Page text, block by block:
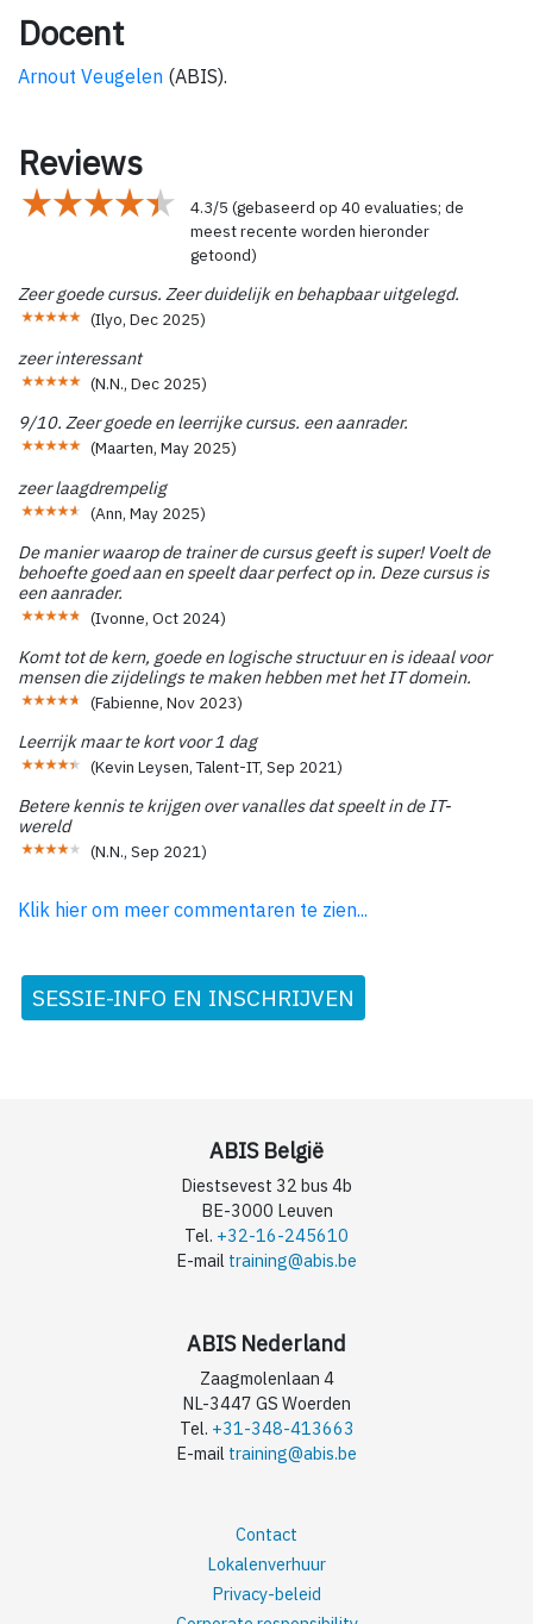
Docent
Arnout Veugelen (ABIS).
Reviews
4.3/5 (gebaseerd op 40 evaluaties; de
meest recente worden hieronder
getoond)
Zeer goede cursus. Zeer duidelijk en behapbaar uitgelegd.
(Ilyo, Dec 2025)
zeer interessant
(N.N., Dec 2025)
9/10. Zeer goede en leerrijke cursus. een aanrader.
(Maarten, May 2025)
zeer laagdrempelig
(Ann, May 2025)
De manier waarop de trainer de cursus geeft is super! Voelt de
behoefte goed aan en speelt daar perfect op in. Deze cursus is
een aanrader.
(Ivonne, Oct 2024)
Komt tot de kern, goede en logische structuur en is ideaal voor
mensen die zijdelings te maken hebben met het IT domein.
(Fabienne, Nov 2023)
Leerrijk maar te kort voor 1 dag
(Kevin Leysen, Talent-IT, Sep 2021)
Betere kennis te krijgen over vanalles dat speelt in de IT-
wereld
(N.N., Sep 2021)
Klik hier om meer commentaren te zien...
SESSIE-INFO EN INSCHRIJVEN
ABIS België
Diestsevest 32 bus 4b
BE-3000 Leuven
Tel. +32-16-245610
E-mail training@abis.be
ABIS Nederland
Zaagmolenlaan 4
NL-3447 GS Woerden
Tel. +31-348-413663
E-mail training@abis.be
Contact
Lokalenverhuur
Privacy-beleid